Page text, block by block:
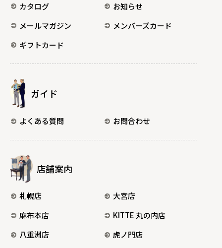
カタログ
お知らせ
メールマガジン
メンバーズカード
ギフトカード
ガイド
よくある質問 お問合わせ
店舗案内
札幌店
大宮店
麻布本店
KITTE 丸の内店
八重洲店
虎ノ門店